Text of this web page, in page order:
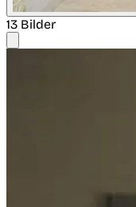
13 Bilder